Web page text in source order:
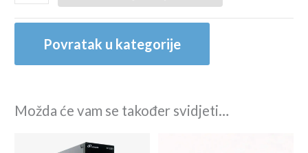
Povratak u kategorije
Možda će vam se također svidjeti…